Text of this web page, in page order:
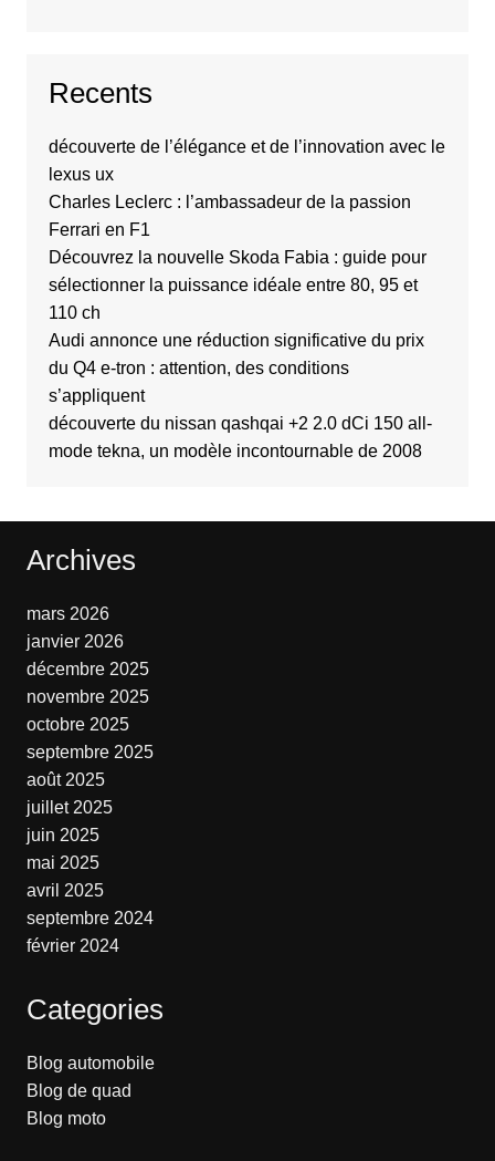
Recents
découverte de l’élégance et de l’innovation avec le
lexus ux
Charles Leclerc : l’ambassadeur de la passion
Ferrari en F1
Découvrez la nouvelle Skoda Fabia : guide pour
sélectionner la puissance idéale entre 80, 95 et
110 ch
Audi annonce une réduction significative du prix
du Q4 e-tron : attention, des conditions
s’appliquent
découverte du nissan qashqai +2 2.0 dCi 150 all-
mode tekna, un modèle incontournable de 2008
Archives
mars 2026
janvier 2026
décembre 2025
novembre 2025
octobre 2025
septembre 2025
août 2025
juillet 2025
juin 2025
mai 2025
avril 2025
septembre 2024
février 2024
Categories
Blog automobile
Blog de quad
Blog moto